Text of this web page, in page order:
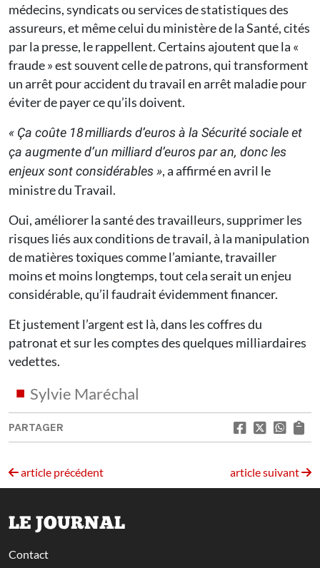
médecins, syndicats ou services de statistiques des
assureurs, et même celui du ministère de la Santé, cités
par la presse, le rappellent. Certains ajoutent que la «
fraude » est souvent celle de patrons, qui transforment
un arrêt pour accident du travail en arrêt maladie pour
éviter de payer ce qu’ils doivent.
« Ça coûte 18 milliards d’euros à la Sécurité sociale et
ça augmente d’un milliard d’euros par an, donc les
enjeux sont considérables », a affirmé en avril le
ministre du Travail.
Oui, améliorer la santé des travailleurs, supprimer les
risques liés aux conditions de travail, à la manipulation
de matières toxiques comme l’amiante, travailler
moins et moins longtemps, tout cela serait un enjeu
considérable, qu’il faudrait évidemment financer.
Et justement l’argent est là, dans les coffres du
patronat et sur les comptes des quelques milliardaires
vedettes.
Sylvie Maréchal
PARTAGER
article précédent article suivant
LE JOURNAL
Contact